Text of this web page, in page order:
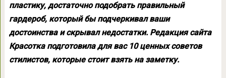
пластику, достаточно подобрать правильный
гардероб, который бы подчеркивал ваши
достоинства и скрывал недостатки. Редакция сайта
Красотка подготовила для вас 10 ценных советов
стилистов, которые стоит взять на заметку.